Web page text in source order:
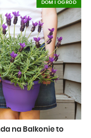
na Balkonie to
DOM I OGRÓD